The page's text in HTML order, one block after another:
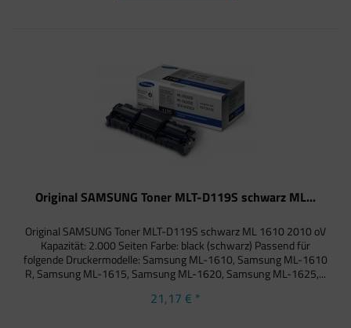
Original SAMSUNG Toner MLT-D119S schwarz ML...
Original SAMSUNG Toner MLT-D119S schwarz ML 1610 2010 oV
Kapazität: 2.000 Seiten Farbe: black (schwarz) Passend für
folgende Druckermodelle: Samsung ML-1610, Samsung ML-1610
R, Samsung ML-1615, Samsung ML-1620, Samsung ML-1625,...
21,17 € *